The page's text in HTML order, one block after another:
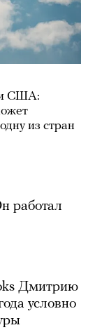
США:
из стран
работал
Дмитрию
условно